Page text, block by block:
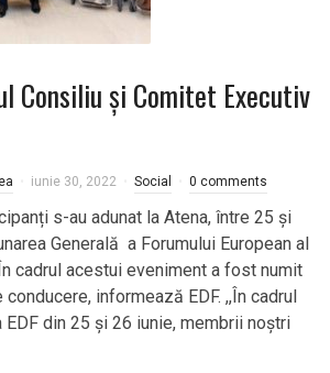
Consiliu și Comitet Executiv
iunie 30, 2022 Social 0 comments
s-au adunat la Atena, între 25 și
Generală a Forumului European al
cadrul acestui eveniment a fost numit
informează EDF. ,,În cadrul
EDF din 25 și 26 iunie, membrii noștri